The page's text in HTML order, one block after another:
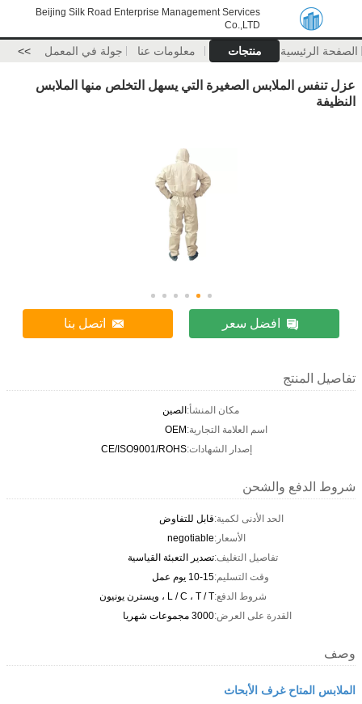
Beijing Silk Road Enterprise Management Services
Co.,LTD
الصفحة الرئيسية منتجات معلومات عنا جولة في المعمل >>
عزل تنفس الملابس الصغيرة التي يسهل التخلص منها الملابس
النظيفة
افضل سعر اتصل بنا
تفاصيل المنتج
مكان المنشأ:الصين
اسم العلامة التجارية:OEM
إصدار الشهادات:CE/ISO9001/ROHS
شروط الدفع والشحن
الحد الأدنى لكمية:قابل للتفاوض
الأسعار:negotiable
تفاصيل التغليف:تصدير التعبئة القياسية
وقت التسليم:10-15 يوم عمل
شروط الدفع:L / C ، T / T ، ويسترن يونيون
القدرة على العرض:3000 مجموعات شهريا
وصف
الملابس المتاح غرف الأبحاث